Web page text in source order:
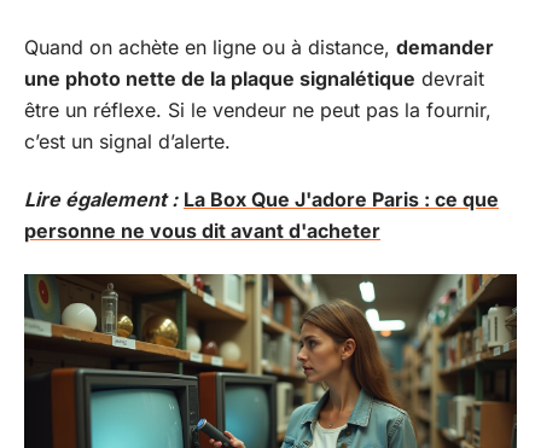
Quand on achète en ligne ou à distance, demander
une photo nette de la plaque signalétique devrait
être un réflexe. Si le vendeur ne peut pas la fournir,
c’est un signal d’alerte.
Lire également : La Box Que J'adore Paris : ce que
personne ne vous dit avant d'acheter